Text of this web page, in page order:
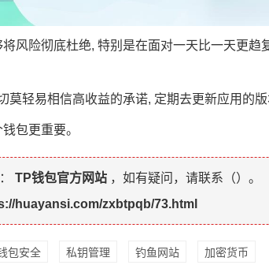
风险彻底杜绝, 特别是在面对一天比一天更趋
莫轻易相信高收益的承诺, 定期去更新应用的版
包更重要。
TP钱包官方网站 ，如有疑问，请联系（）。
huayansi.com/zxbtpqb/73.html
包安全 私钥管理 钓鱼网站 加密货币